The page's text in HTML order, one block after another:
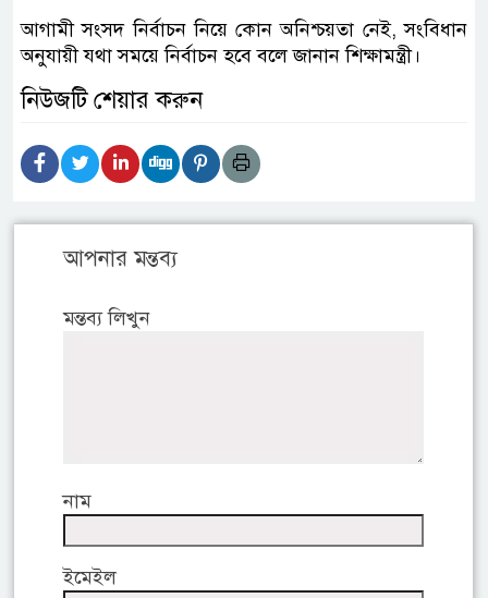
আগামী সংসদ নির্বাচন নিয়ে কোন অনিশ্চয়তা নেই, সংবিধান
অনুযায়ী যথা সময়ে নির্বাচন হবে বলে জানান শিক্ষামন্ত্রী।
নিউজটি শেয়ার করুন
আপনার মন্তব্য
মন্তব্য লিখুন
নাম
ইমেইল